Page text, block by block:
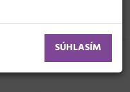
SÚHLASÍM